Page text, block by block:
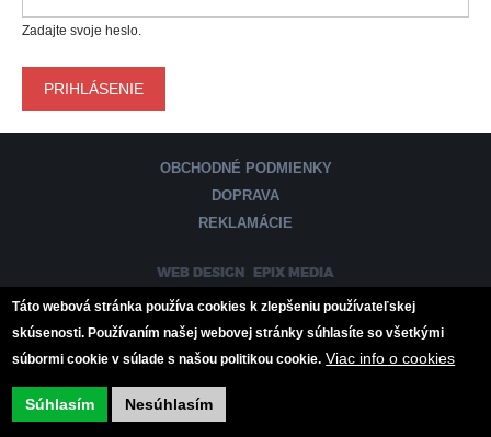
R
N
E
T
Y
Zadajte svoje heslo.
OBCHODNÉ PODMIENKY
DOPRAVA
REKLAMÁCIE
WEB DESIGN EPIX MEDIA
Táto webová stránka používa cookies k zlepšeniu používateľskej
skúsenosti. Používaním našej webovej stránky súhlasíte so všetkými
súbormi cookie v súlade s našou politikou cookie. Viac info o cookies
Súhlasím Nesúhlasím